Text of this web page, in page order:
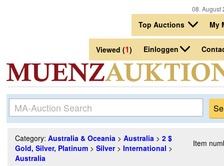
08.
Top Auctions My
Viewed (1) Einloggen
Category: Australia & Oceania > Australia > 2 $
Gold, Silver, Platinum > Silver> International >
Australia
Item